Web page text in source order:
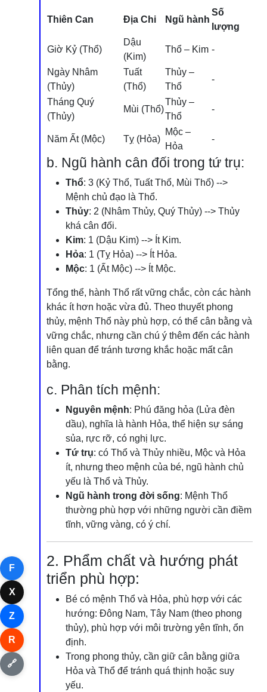
Thiên Can Địa Chi Ngũ hành
Số
lượng
Giờ Kỷ (Thổ)
Dậu
(Kim)
Thổ – Kim -
Ngày Nhâm
(Thủy)
Tuất
(Thổ)
Thủy –
Thổ
-
Tháng Quý
(Thủy)
Mùi (Thổ)
Thủy –
Thổ
-
Năm Ất (Mộc) Tỵ (Hỏa)
Mộc –
Hỏa
-
b. Ngũ hành cân đối trong tứ trụ:
Thổ: 3 (Kỷ Thổ, Tuất Thổ, Mùi Thổ) -->
Mệnh chủ đạo là Thổ.
Thủy: 2 (Nhâm Thủy, Quý Thủy) --> Thủy
khá cân đối.
Kim: 1 (Dậu Kim) --> Ít Kim.
Hỏa: 1 (Tỵ Hỏa) --> Ít Hỏa.
Mộc: 1 (Ất Mộc) --> Ít Mộc.
Tổng thể, hành Thổ rất vững chắc, còn các hành
khác ít hơn hoặc vừa đủ. Theo thuyết phong
thủy, mệnh Thổ này phù hợp, có thể cân bằng và
vững chắc, nhưng cần chú ý thêm đến các hành
liên quan để tránh tương khắc hoặc mất cân
bằng.
c. Phân tích mệnh:
Nguyên mệnh: Phú đăng hỏa (Lửa đèn
dầu), nghĩa là hành Hỏa, thể hiện sự sáng
sủa, rực rỡ, có nghị lực.
Tứ trụ: có Thổ và Thủy nhiều, Mộc và Hỏa
ít, nhưng theo mệnh của bé, ngũ hành chủ
yếu là Thổ và Thủy.
Ngũ hành trong đời sống: Mệnh Thổ
thường phù hợp với những người cần điềm
tĩnh, vững vàng, có ý chí.
2. Phẩm chất và hướng phát
triển phù hợp:
Bé có mệnh Thổ và Hỏa, phù hợp với các
hướng: Đông Nam, Tây Nam (theo phong
thủy), phù hợp với môi trường yên tĩnh, ổn
định.
Trong phong thủy, cần giữ cân bằng giữa
Hỏa và Thổ để tránh quá thịnh hoặc suy
yếu.
F
X
Z
R
🔗